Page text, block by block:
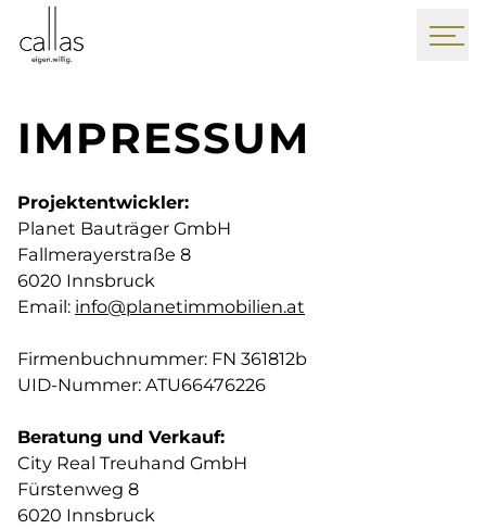
IMPRESSUM
Projektentwickler:
Planet Bauträger GmbH
Fallmerayerstraße 8
6020 Innsbruck
Email: info@planetimmobilien.at
Firmenbuchnummer: FN 361812b
UID-Nummer: ATU66476226
Beratung und Verkauf:
City Real Treuhand GmbH
Fürstenweg 8
6020 Innsbruck